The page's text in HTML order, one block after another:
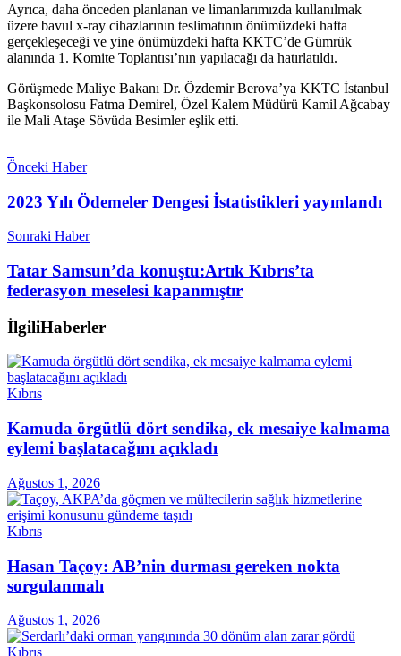
Ayrıca, daha önceden planlanan ve limanlarımızda kullanılmak
üzere bavul x-ray cihazlarının teslimatının önümüzdeki hafta
gerçekleşeceği ve yine önümüzdeki hafta KKTC’de Gümrük
alanında 1. Komite Toplantısı’nın yapılacağı da hatırlatıldı.
Görüşmede Maliye Bakanı Dr. Özdemir Berova’ya KKTC İstanbul
Başkonsolosu Fatma Demirel, Özel Kalem Müdürü Kamil Ağcabay
ile Mali Ataşe Sövüda Besimler eşlik etti.
Önceki Haber
2023 Yılı Ödemeler Dengesi İstatistikleri yayınlandı
Sonraki Haber
Tatar Samsun’da konuştu:Artık Kıbrıs’ta
federasyon meselesi kapanmıştır
İlgiliHaberler
Kıbrıs
Kamuda örgütlü dört sendika, ek mesaiye kalmama
eylemi başlatacağını açıkladı
Ağustos 1, 2026
Kıbrıs
Hasan Taçoy: AB’nin durması gereken nokta
sorgulanmalı
Ağustos 1, 2026
Kıbrıs